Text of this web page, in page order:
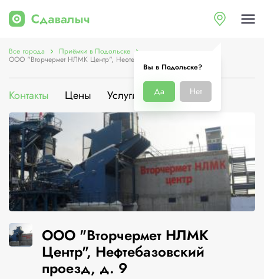
Вы в Подольске?
Да Нет
Все города Приёмки в Подольске
ООО "Вторчермет НЛМК Центр", Нефтебазовский проезд, д. 9
Контакты Цены Услуги О компании
ООО "Вторчермет НЛМК
Центр", Нефтебазовский
проезд, д. 9